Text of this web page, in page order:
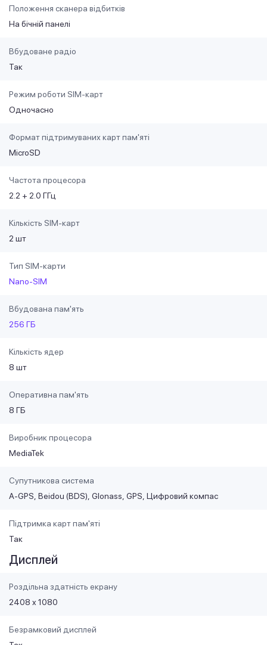
Положення сканера відбитків
На бічній панелі
Вбудоване радіо
Так
Режим роботи SIM-карт
Одночасно
Формат підтримуваних карт пам'яті
MicroSD
Частота процесора
2.2 + 2.0 ГГц
Кількість SIM-карт
2 шт
Тип SIM-карти
Nano-SIM
Вбудована пам'ять
256 ГБ
Кількість ядер
8 шт
Оперативна пам'ять
8 ГБ
Виробник процесора
MediaTek
Супутникова система
A-GPS Beidou (BDS) Glonass GPS Цифровий компас
Підтримка карт пам'яті
Так
Дисплей
Роздільна здатність екрану
2408 x 1080
Безрамковий дисплей